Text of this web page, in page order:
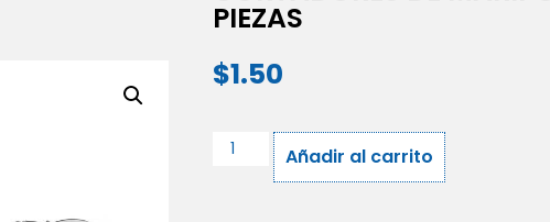
PIEZAS
$1.50
Añadir al carrito